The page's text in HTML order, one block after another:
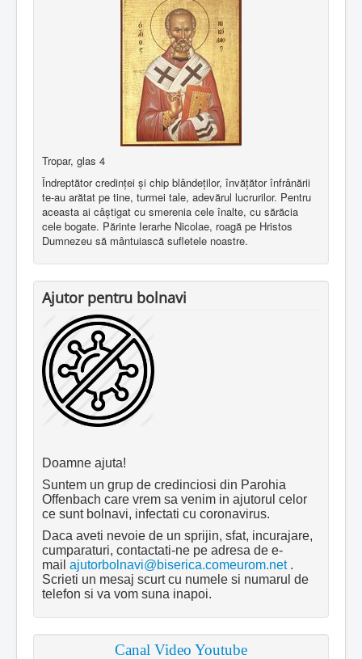
Tropar, glas 4
Îndreptător credinţei şi chip blândeţilor, învăţător înfrânării
te-au arătat pe tine, turmei tale, adevărul lucrurilor. Pentru
aceasta ai câştigat cu smerenia cele înalte, cu sărăcia
cele bogate. Părinte Ierarhe Nicolae, roagă pe Hristos
Dumnezeu să mântuiască sufletele noastre.
Ajutor pentru bolnavi
Doamne ajuta!
Suntem un grup de credinciosi din Parohia
Offenbach care vrem sa venim in ajutorul celor
ce sunt bolnavi, infectati cu coronavirus.
Daca aveti nevoie de un sprijin, sfat, incurajare,
cumparaturi, contactati-ne pe adresa de e-
mail ajutorbolnavi@biserica.comeurom.net.
Scrieti un mesaj scurt cu numele si numarul de
telefon si va vom suna inapoi.
Canal Video Youtube